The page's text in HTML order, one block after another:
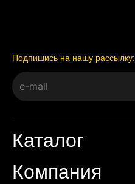
Подпишись на нашу рассылку:
Каталог
Компания